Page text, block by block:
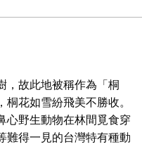
，故此地被稱作為「桐
花如雪紛飛美不勝收。
心野生動物在林間覓食穿
難得一見的台灣特有種動